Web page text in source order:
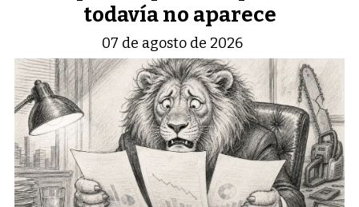
todavía no aparece
07 de agosto de 2026